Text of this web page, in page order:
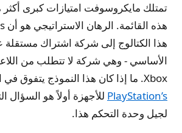
تمتلك مايكروسوفت امتيازات كبرى
هذا الكتالوج إلى شركة اشتراك مستقلة
الأساسي - وهي شركة لا تتطلب من
Xbox. ما إذا كان هذا النموذج يتفوق في النهاية على نهج
PlayStation’s للأجهزة أولاً هو السؤال
لجيل وحدة التحكم هذا.